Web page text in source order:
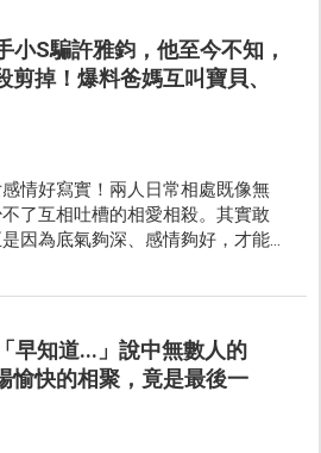
小S騙許雅鈞，他至今不知，
剪掉！爆料爸媽互叫寶貝、
情好寫實！兩人日常相處既像無
了互相吐槽的相愛相殺。其實敢
因為底氣夠深、感情夠好，才能
早知道...」說中無數人的
愉快的相聚，竟是最後一